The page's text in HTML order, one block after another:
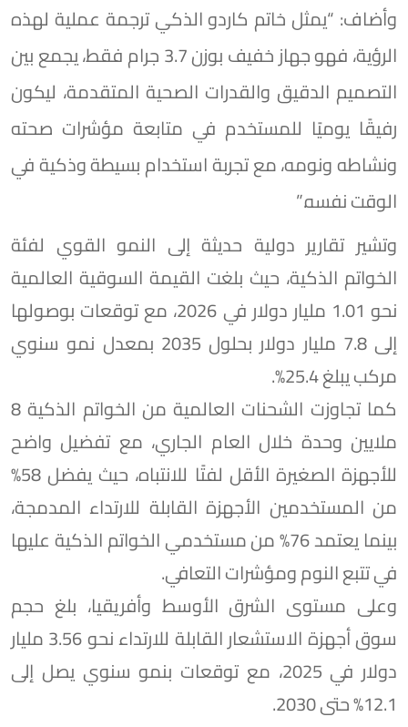
وأضاف: “يمثل خاتم كاردو الذكي ترجمة عملية لهذه
الرؤية، فهو جهاز خفيف بوزن 3.7 جرام فقط، يجمع بين
التصميم الدقيق والقدرات الصحية المتقدمة، ليكون
رفيقًا يوميًا للمستخدم في متابعة مؤشرات صحته
ونشاطه ونومه، مع تجربة استخدام بسيطة وذكية في
الوقت نفسه.”
وتشير تقارير دولية حديثة إلى النمو القوي لفئة
الخواتم الذكية، حيث بلغت القيمة السوقية العالمية
نحو 1.01 مليار دولار في 2026، مع توقعات بوصولها
إلى 7.8 مليار دولار بحلول 2035 بمعدل نمو سنوي
مركب يبلغ 25.4%.
كما تجاوزت الشحنات العالمية من الخواتم الذكية 8
ملايين وحدة خلال العام الجاري، مع تفضيل واضح
للأجهزة الصغيرة الأقل لفتًا للانتباه، حيث يفضل 58%
من المستخدمين الأجهزة القابلة للارتداء المدمجة،
بينما يعتمد 76% من مستخدمي الخواتم الذكية عليها
في تتبع النوم ومؤشرات التعافي.
وعلى مستوى الشرق الأوسط وأفريقيا، بلغ حجم
سوق أجهزة الاستشعار القابلة للارتداء نحو 3.56 مليار
دولار في 2025، مع توقعات بنمو سنوي يصل إلى
12.1% حتى 2030.